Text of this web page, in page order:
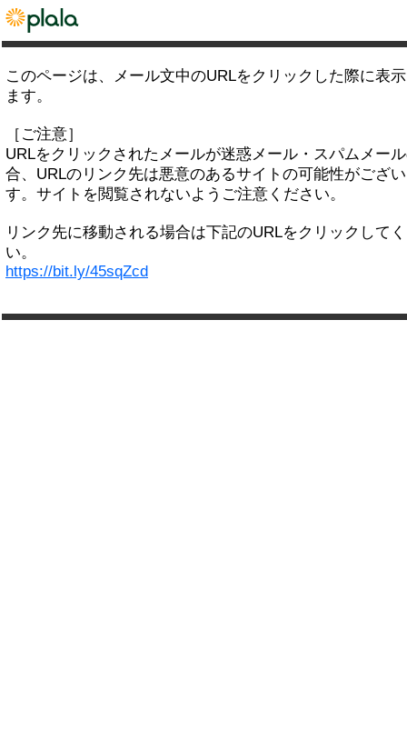
このページは、メール文中のURLをクリックした際に表
ます。
［ご注意］
URLをクリックされたメールが迷惑メール・スパムメー
合、URLのリンク先は悪意のあるサイトの可能性がござ
す。サイトを閲覧されないようご注意ください。
リンク先に移動される場合は下記のURLをクリックして
い。
https://bit.ly/45sqZcd